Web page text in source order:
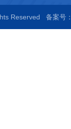
Reserved 备案号